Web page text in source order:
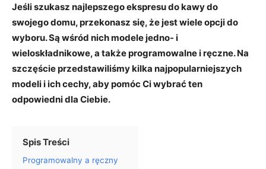
Jeśli szukasz najlepszego ekspresu do kawy do
swojego domu, przekonasz się, że jest wiele opcji do
wyboru. Są wśród nich modele jedno- i
wieloskładnikowe, a także programowalne i ręczne. Na
szczęście przedstawiliśmy kilka najpopularniejszych
modeli i ich cechy, aby pomóc Ci wybrać ten
odpowiedni dla Ciebie.
Spis Treści
Programowalny a ręczny